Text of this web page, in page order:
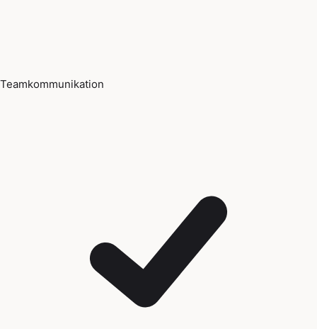
Teamkommunikation